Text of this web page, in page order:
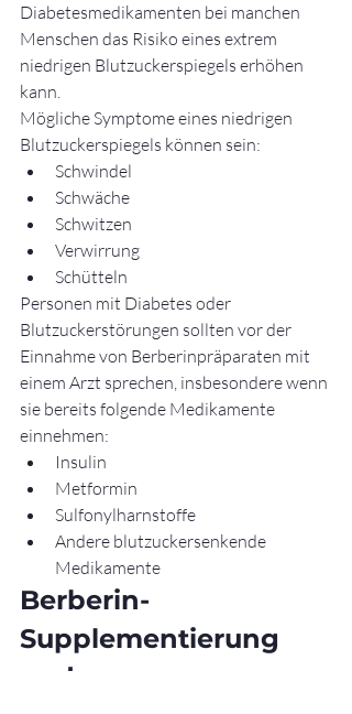
Diabetesmedikamenten bei manchen
Menschen das Risiko eines extrem
niedrigen Blutzuckerspiegels erhöhen
kann.
Mögliche Symptome eines niedrigen
Blutzuckerspiegels können sein:
Schwindel
Schwäche
Schwitzen
Verwirrung
Schütteln
Personen mit Diabetes oder
Blutzuckerstörungen sollten vor der
Einnahme von Berberinpräparaten mit
einem Arzt sprechen, insbesondere wenn
sie bereits folgende Medikamente
einnehmen:
Insulin
Metformin
Sulfonylharnstoffe
Andere blutzuckersenkende
Medikamente
Berberin-
Supplementierung
und